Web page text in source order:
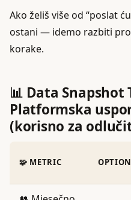
Ako želiš više od “poslat
ostani — idemo razbiti
korake.
📊 Data Snapshot
Platformska
(korisno za
🧩 METRIC